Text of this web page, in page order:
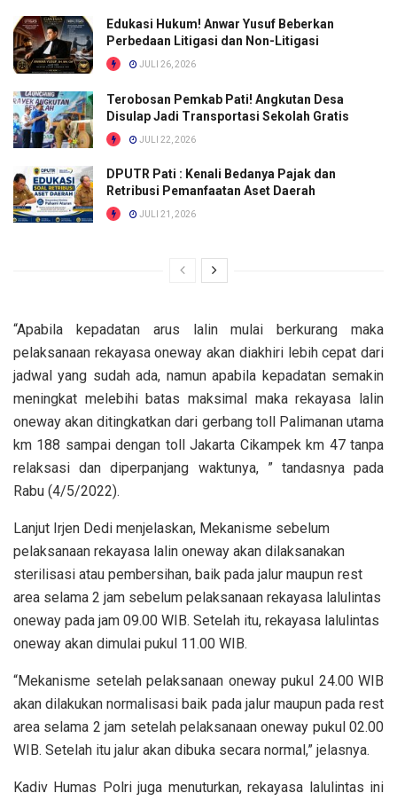
Edukasi Hukum! Anwar Yusuf Beberkan
Perbedaan Litigasi dan Non-Litigasi
JULI 26, 2026
Terobosan Pemkab Pati! Angkutan Desa
Disulap Jadi Transportasi Sekolah Gratis
JULI 22, 2026
DPUTR Pati : Kenali Bedanya Pajak dan
Retribusi Pemanfaatan Aset Daerah
JULI 21, 2026
“Apabila kepadatan arus lalin mulai berkurang maka
pelaksanaan rekayasa oneway akan diakhiri lebih cepat dari
jadwal yang sudah ada, namun apabila kepadatan semakin
meningkat melebihi batas maksimal maka rekayasa lalin
oneway akan ditingkatkan dari gerbang toll Palimanan utama
km 188 sampai dengan toll Jakarta Cikampek km 47 tanpa
relaksasi dan diperpanjang waktunya, ” tandasnya pada
Rabu (4/5/2022).
Lanjut Irjen Dedi menjelaskan, Mekanisme sebelum
pelaksanaan rekayasa lalin oneway akan dilaksanakan
sterilisasi atau pembersihan, baik pada jalur maupun rest
area selama 2 jam sebelum pelaksanaan rekayasa lalulintas
oneway pada jam 09.00 WIB. Setelah itu, rekayasa lalulintas
oneway akan dimulai pukul 11.00 WIB.
“Mekanisme setelah pelaksanaan oneway pukul 24.00 WIB
akan dilakukan normalisasi baik pada jalur maupun pada rest
area selama 2 jam setelah pelaksanaan oneway pukul 02.00
WIB. Setelah itu jalur akan dibuka secara normal,” jelasnya.
Kadiv Humas Polri juga menuturkan, rekayasa lalulintas ini